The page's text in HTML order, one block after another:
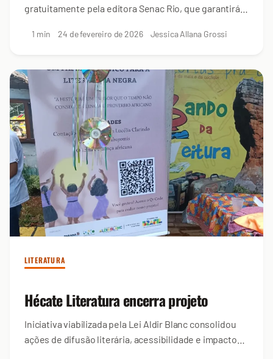
gratuitamente pela editora Senac Rio, que garantirá a
1 min 24 de fevereiro de 2026 Jessica Allana Grossi
LITERATURA
Hécate Literatura encerra projeto
Iniciativa viabilizada pela Lei Aldir Blanc consolidou
ações de difusão literária, acessibilidade e impacto